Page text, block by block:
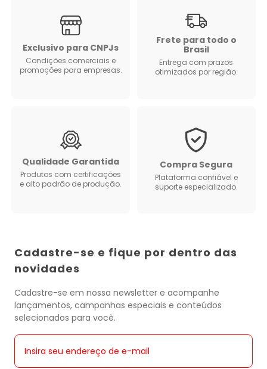
Exclusivo para CNPJs
Condições comerciais e
promoções para empresas.
Frete para todo o
Brasil
Entrega com prazos
otimizados por região.
Qualidade Garantida
Produtos com certificações
e alto padrão de produção.
Compra Segura
Plataforma confiável e
suporte especializado.
Cadastre-se e fique por dentro das
novidades
Cadastre-se em nossa newsletter e acompanhe
lançamentos, campanhas especiais e conteúdos
selecionados para você.